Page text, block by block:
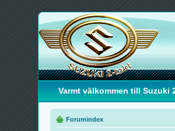
Varmt välkommen till Suzuki
Forumindex